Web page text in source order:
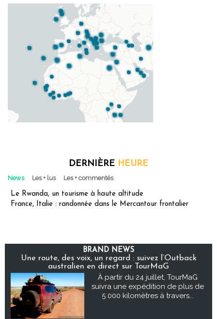
DERNIÈRE HEURE
News Les + lus Les + commentés
Le Rwanda, un tourisme à haute altitude
France, Italie : randonnée dans le Mercantour frontalier
BRAND NEWS
Une route, des voix, un regard : suivez l’Outback
australien en direct sur TourMaG
À partir du 24 juillet, TourMaG
suivra une expédition de plus de
5 000 kilomètres à travers...